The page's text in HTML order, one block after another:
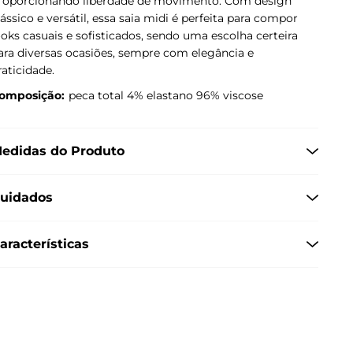
e versátil, essa saia midi é perfeita para compor
casuais e sofisticados, sendo uma escolha certeira
diversas ocasiões, sempre com elegância e
peca total 4% elastano 96% viscose
do Produto